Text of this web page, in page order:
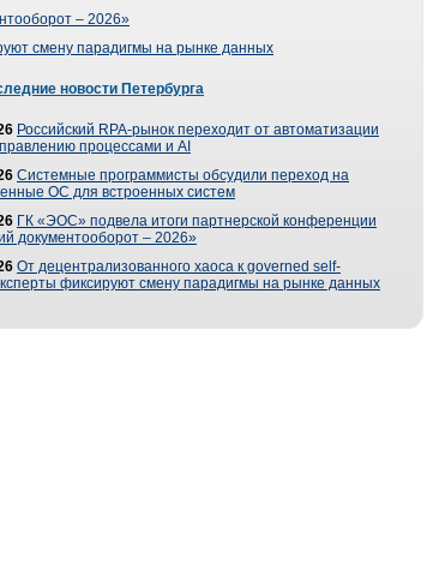
– 2026»
смену парадигмы на рынке данных
новости Петербурга
Российский RPA-рынок переходит от автоматизации
процессами и AI
Системные программисты обсудили переход на
ОС для встроенных систем
ГК «ЭОС» подвела итоги партнерской конференции
документооборот – 2026»
От децентрализованного хаоса к governed self-
фиксируют смену парадигмы на рынке данных